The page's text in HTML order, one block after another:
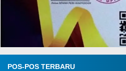
POS-POS TERBARU